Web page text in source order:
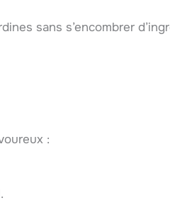
sans s’encombrer
: